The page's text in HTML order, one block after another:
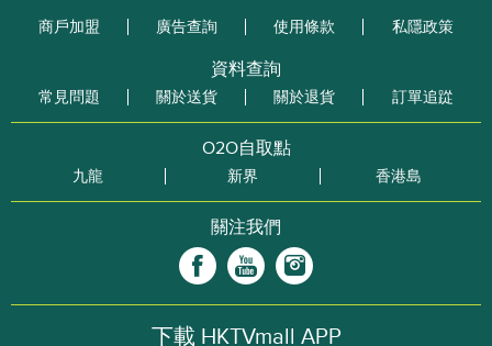
商戶加盟
廣告查詢 使用條款 私隱政策
資料查詢
常見問題 關於送貨 關於退貨 訂單追踨
O2O自取點
九龍 新界 香港島
關注我們
下載 HKTVmall APP